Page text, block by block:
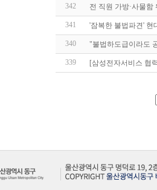
342 전 직원 가방·사물
341 '잠복한 불법파견'
340 "불법하도급이라도
339 [삼성전자서비스 협